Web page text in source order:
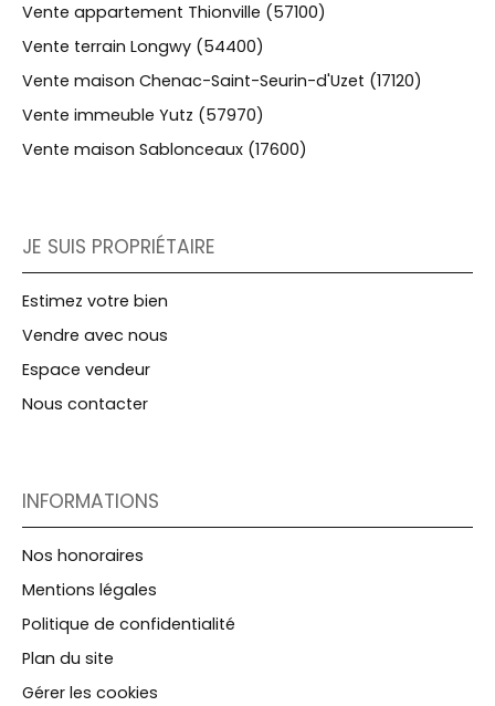
Vente appartement Thionville (57100)
Vente terrain Longwy (54400)
Vente maison Chenac-Saint-Seurin-d'Uzet (17120)
Vente immeuble Yutz (57970)
Vente maison Sablonceaux (17600)
JE SUIS PROPRIÉTAIRE
Estimez votre bien
Vendre avec nous
Espace vendeur
Nous contacter
INFORMATIONS
Nos honoraires
Mentions légales
Politique de confidentialité
Plan du site
Gérer les cookies